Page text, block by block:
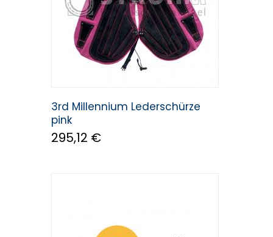
3rd Millennium Lederschürze
pink
295,12 €